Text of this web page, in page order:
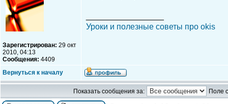
Зарегистрирован: 29 окт
2010, 04:13
Сообщения: 4409
Уроки и полезные советы про okis
Вернуться к началу
Показать сообщения за: Поле